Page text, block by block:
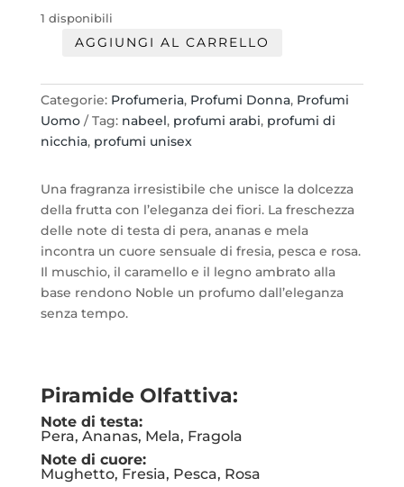
1 disponibili
Noble
Nabeel
edp
100ml.
AGGIUNGI AL CARRELLO
Categorie: Profumeria, Profumi Donna, Profumi
Uomo
Tag: nabeel, profumi arabi, profumi di
nicchia, profumi unisex
Una fragranza irresistibile che unisce la dolcezza
della frutta con l’eleganza dei fiori. La freschezza
delle note di testa di pera, ananas e mela
incontra un cuore sensuale di fresia, pesca e rosa.
Il muschio, il caramello e il legno ambrato alla
base rendono Noble un profumo dall’eleganza
senza tempo.
Piramide Olfattiva:
Note di testa:
Pera, Ananas, Mela, Fragola
Note di cuore:
Mughetto, Fresia, Pesca, Rosa